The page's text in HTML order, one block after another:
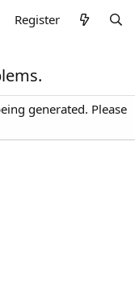
Register
generated. Please